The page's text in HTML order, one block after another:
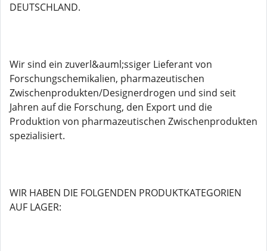
DEUTSCHLAND.
Wir sind ein zuverl&auml;ssiger Lieferant von
Forschungschemikalien, pharmazeutischen
Zwischenprodukten/Designerdrogen und sind seit
Jahren auf die Forschung, den Export und die
Produktion von pharmazeutischen Zwischenprodukten
spezialisiert.
WIR HABEN DIE FOLGENDEN PRODUKTKATEGORIEN
AUF LAGER: